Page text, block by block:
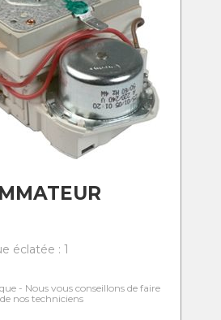
éclatée : 1
- Nous vous conseillons de faire
nos techniciens